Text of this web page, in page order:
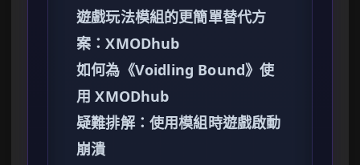
遊戲玩法模組的更簡單替代方
案：XMODhub
如何為《Voidling Bound》使
用 XMODhub
疑難排解：使用模組時遊戲啟動
崩潰